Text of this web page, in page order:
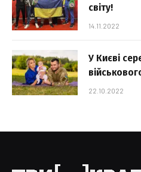
світу!
14.11.2022
У Києві
22.10.2022